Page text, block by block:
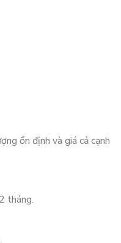
ổn định và giá cả cạnh
tháng.